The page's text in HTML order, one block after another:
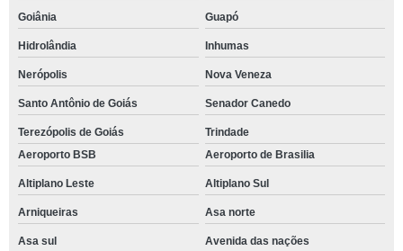
Goiânia Guapó
Hidrolândia Inhumas
Nerópolis Nova Veneza
Santo Antônio de Goiás Senador Canedo
Terezópolis de Goiás
Trindade
Aeroporto BSB
Aeroporto de Brasilia
Altiplano Leste Altiplano Sul
Arniqueiras Asa norte
Asa sul Avenida das nações